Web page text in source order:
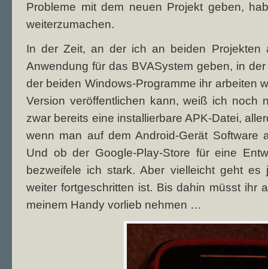
Probleme mit dem neuen Projekt geben,
weiterzumachen.
In der Zeit, an der ich an beiden Projekten
Anwendung für das BVASystem geben, in
der beiden Windows-Programme ihr arbeiten
Version veröffentlichen kann, weiß ich noch
zwar bereits eine installierbare APK-Datei,
wenn man auf dem Android-Gerät Software
Und ob der Google-Play-Store für eine
bezweifele ich stark. Aber vielleicht geht
weiter fortgeschritten ist. Bis dahin müsst ihr
meinem Handy vorlieb nehmen …